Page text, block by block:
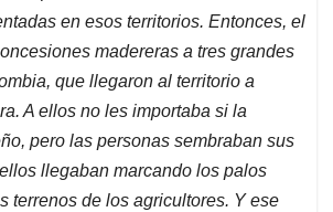
en esos territorios. Entonces, el
madereras a tres grandes
que llegaron al territorio a
A ellos no les importaba si la
pero las personas sembraban sus
llegaban marcando los palos
terrenos de los agricultores. Y ese